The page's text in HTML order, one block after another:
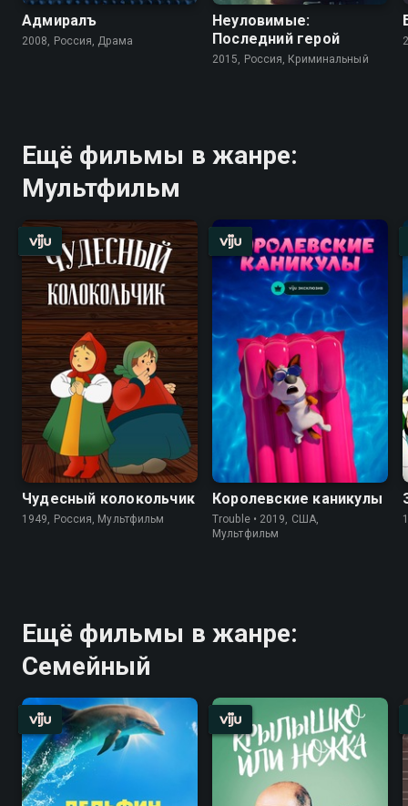
Адмиралъ
2008, Россия, Драма
Неуловимые:
Последний герой
2015, Россия, Криминальный
Ещё фильмы в жанре:
Мультфильм
Чудесный колокольчик
1949, Россия, Мультфильм
Королевские каникулы
Trouble • 2019, США,
Мультфильм
Ещё фильмы в жанре:
Семейный